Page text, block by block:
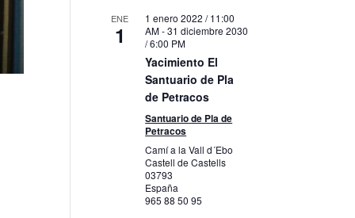
ENE
1
1 enero 2022 / 11:00
AM-31 diciembre 2030
/ 6:00 PM
Yacimiento El
Santuario de Pla
de Petracos
Santuario de Pla de
Petracos
Camí a la Vall d´Ebo
Castell de Castells
03793
España
965 88 50 95